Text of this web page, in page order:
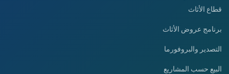
قطاع الأثاث
برنامج عروض الأثاث
التصدير والبروفورما
البيع حسب المشاريع